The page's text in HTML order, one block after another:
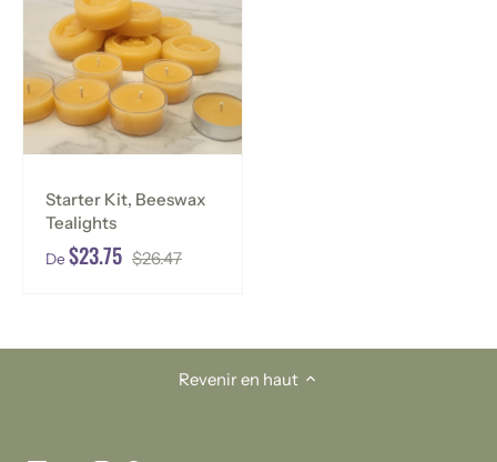
Starter Kit, Beeswax
Tealights
De $23.75 $26.47
Revenir en haut